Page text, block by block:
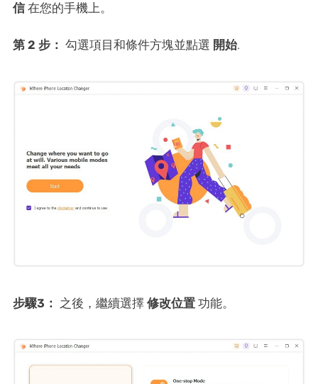
信在您的手機上。
第 2 步： 勾選項目和條件方塊並點選 開始.
步驟3： 之後，繼續選擇 修改位置功能。